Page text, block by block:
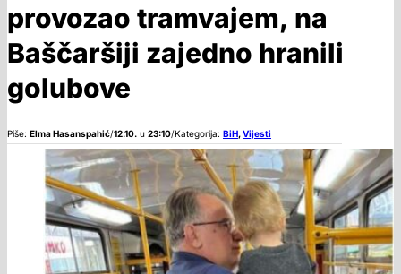
provozao tramvajem, na
Baščaršiji zajedno hranili
golubove
Piše: Elma Hasanspahić/12.10. u 23:10/Kategorija: BiH,Vijesti